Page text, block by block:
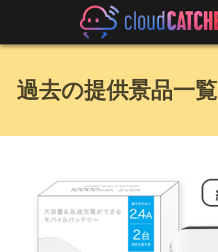
過去の提供景品一覧